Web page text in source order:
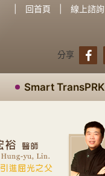
回首頁 線上諮詢
分享
Smart TransPRK